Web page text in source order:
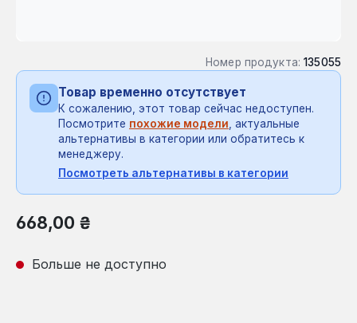
Номер продукта: 135055
Товар временно отсутствует
К сожалению, этот товар сейчас недоступен.
Посмотрите похожие модели, актуальные
альтернативы в категории или обратитесь к
менеджеру.
Посмотреть альтернативы в категории
Обычная цена:
668,00 ₴
Больше не доступно